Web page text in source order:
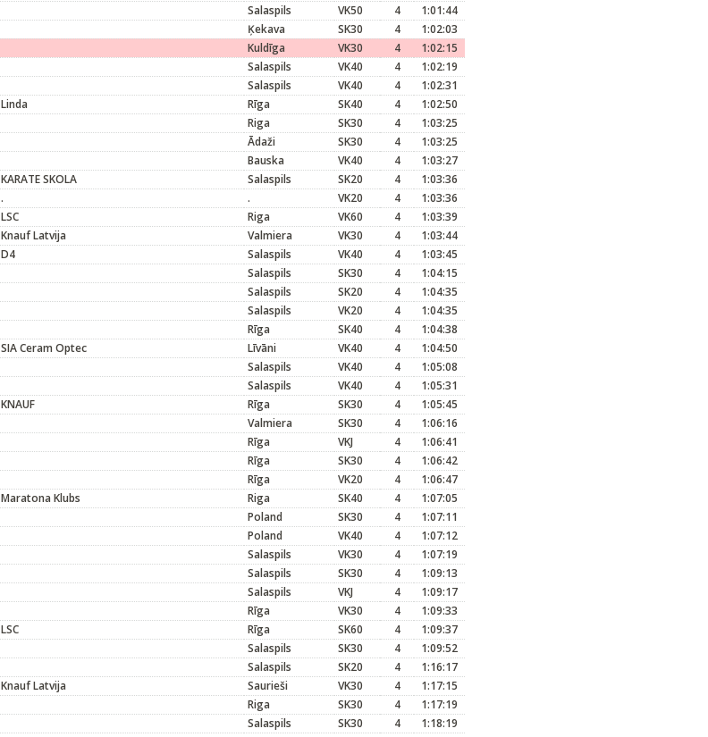
Salaspils VK50 4
1:01:44
Ķekava SK30 4
1:02:03
Kuldīga VK30 4
1:02:15
Salaspils VK40 4
1:02:19
Salaspils VK40 4
1:02:31
Linda Rīga SK40 4
1:02:50
Riga SK30 4
1:03:25
Ādaži SK30 4
1:03:25
Bauska VK40 4
1:03:27
KARATE SKOLA Salaspils SK20 4
1:03:36
. . VK20 4
1:03:36
LSC Riga VK60 4
1:03:39
Knauf Latvija Valmiera VK30 4
1:03:44
D4 Salaspils VK40 4
1:03:45
Salaspils SK30 4
1:04:15
Salaspils SK20 4
1:04:35
Salaspils VK20 4
1:04:35
Rīga SK40 4
1:04:38
SIA Ceram Optec Līvāni VK40 4
1:04:50
Salaspils VK40 4
1:05:08
Salaspils VK40 4
1:05:31
KNAUF Rīga SK30 4
1:05:45
Valmiera SK30 4
1:06:16
Rīga VKJ 4
1:06:41
Rīga SK30 4
1:06:42
Rīga VK20 4
1:06:47
Maratona Klubs Riga SK40 4
1:07:05
Poland SK30 4
1:07:11
Poland VK40 4
1:07:12
Salaspils VK30 4
1:07:19
Salaspils SK30 4
1:09:13
Salaspils VKJ 4
1:09:17
Rīga VK30 4
1:09:33
LSC Rīga SK60 4
1:09:37
Salaspils SK30 4
1:09:52
Salaspils SK20 4
1:16:17
Knauf Latvija Saurieši VK30 4
1:17:15
Riga SK30 4
1:17:19
Salaspils SK30 4
1:18:19